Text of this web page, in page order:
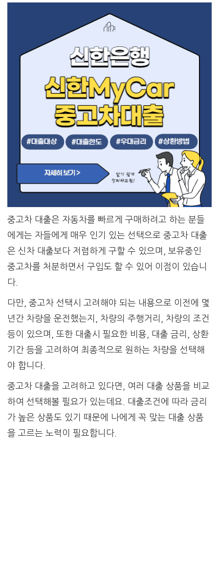
중고차 대출은 자동차를 빠르게 구매하려고 하는 분들
에게는 자들에게 매우 인기 있는 선택으로 중고차 대출
은 신차 대출보다 저렴하게 구할 수 있으며, 보유중인
중고차를 처분하면서 구입도 할 수 있어 이점이 있습니
다.
다만, 중고차 선택시 고려해야 되는 내용으로 이전에 몇
년간 차량을 운전했는지, 차량의 주행거리, 차량의 조건
등이 있으며, 또한 대출시 필요한 비용, 대출 금리, 상환
기간 등을 고려하여 최종적으로 원하는 차량을 선택해
야 합니다.
중고차 대출을 고려하고 있다면, 여러 대출 상품을 비교
하여 선택해볼 필요가 있는데요. 대출조건에 따라 금리
가 높은 상품도 있기 때문에 나에게 꼭 맞는 대출 상품
을 고르는 노력이 필요합니다.